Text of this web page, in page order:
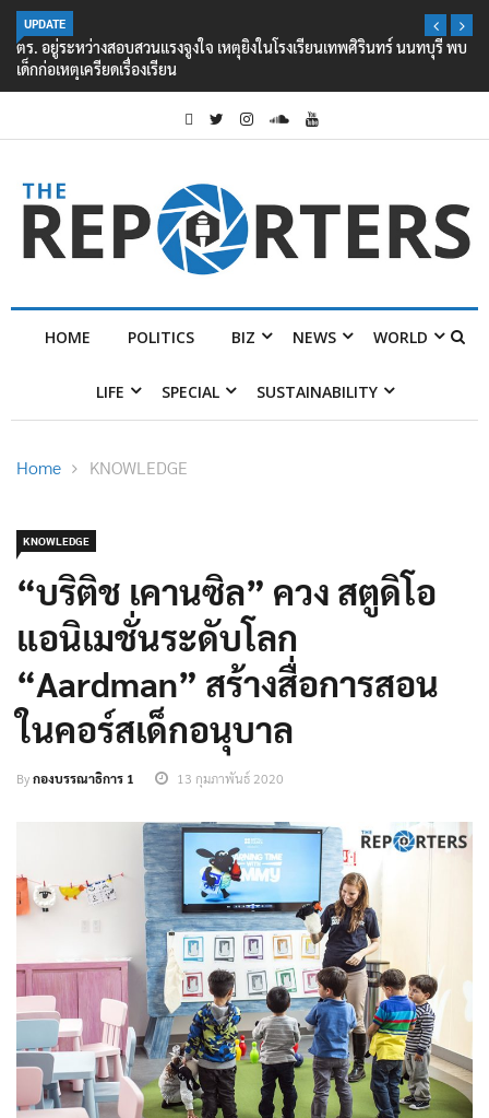
UPDATE
ตร. อยู่ระหว่างสอบสวนแรงจูงใจ เหตุยิงในโรงเรียนเทพศิรินทร์ นนทบุรี พบ
เด็กก่อเหตุเครียดเรื่องเรียน
HOME POLITICS BIZ NEWS WORLD
LIFE SPECIAL SUSTAINABILITY
Home KNOWLEDGE
KNOWLEDGE
“บริติช เคานซิล” ควง สตูดิโอ
แอนิเมชั่นระดับโลก
“Aardman” สร้างสื่อการสอน
ในคอร์สเด็กอนุบาล
Byกองบรรณาธิการ 1 13 กุมภาพันธ์ 2020